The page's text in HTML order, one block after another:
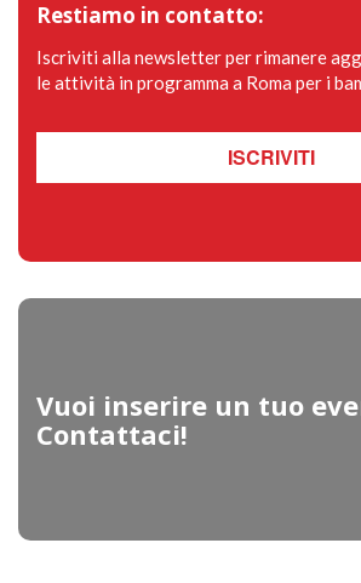
Restiamo in contatto:
Iscriviti alla newsletter per rimanere
le attività in programma a Roma per i
ISCRIVITI
Vuoi inserire un tuo
Contattaci!